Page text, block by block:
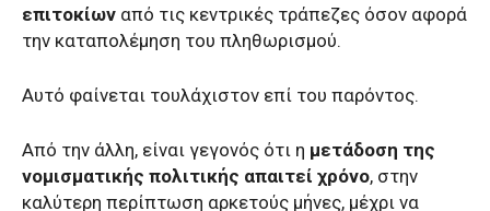
επιτοκίων από τις κεντρικές τράπεζες όσον αφορά
την καταπολέμηση του πληθωρισμού.
Αυτό φαίνεται τουλάχιστον επί του παρόντος.
Από την άλλη, είναι γεγονός ότι η μετάδοση της
νομισματικής πολιτικής απαιτεί χρόνο, στην
καλύτερη περίπτωση αρκετούς μήνες, μέχρι να